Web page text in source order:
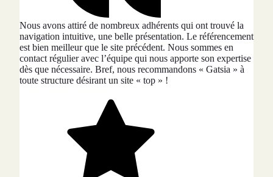
Nous avons attiré de nombreux adhérents qui ont trouvé la
navigation intuitive, une belle présentation. Le référencement
est bien meilleur que le site précédent. Nous sommes en
contact régulier avec l’équipe qui nous apporte son expertise
dès que nécessaire. Bref, nous recommandons « Gatsia » à
toute structure désirant un site « top » !